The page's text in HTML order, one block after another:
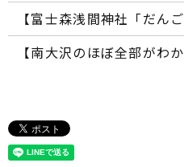
【富士森浅間神社「だんご
【南大沢のほぼ全部がわ